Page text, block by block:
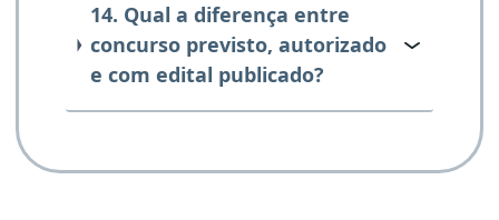
14. Qual a diferença entre
concurso previsto, autorizado
e com edital publicado?